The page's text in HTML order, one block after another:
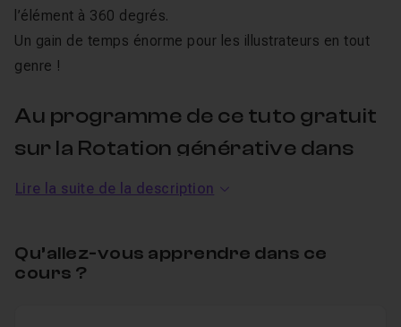
l’élément à 360 degrés.
Un gain de temps énorme pour les illustrateurs en tout
genre !
Au programme de ce tuto gratuit
sur la Rotation générative dans
Illustrator :
Génération des vues avec la rotation générative
Lire la suite de la description
Qu’allez-vous apprendre dans ce
cours ?